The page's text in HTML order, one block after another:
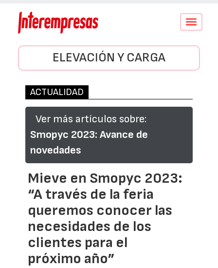
Conmutar
ELEVACIÓN Y CARGA
ACTUALIDAD
Ver más artículos sobre:
Smopyc 2023: Avance de
novedades
Mieve en Smopyc 2023:
“A través de la feria
queremos conocer las
necesidades de los
clientes para el
próximo año”